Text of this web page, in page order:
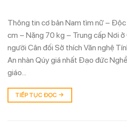
Thông tin cơ bản Nam tìm nữ –
cm – Nặng 70 kg – Trung cấp Nơi ở
người Cân đối Sở thích Văn nghệ
An nhàn Qúy giá nhất Đạo đức
giáo…
TIẾP TỤC ĐỌC →